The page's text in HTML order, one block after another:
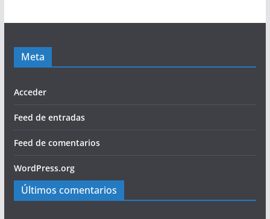
Meta
Acceder
Feed de entradas
Feed de comentarios
WordPress.org
Últimos comentarios